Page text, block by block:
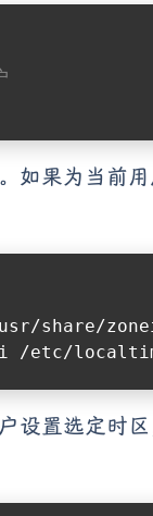
如果为当前
share/
/etc/
设置选定时